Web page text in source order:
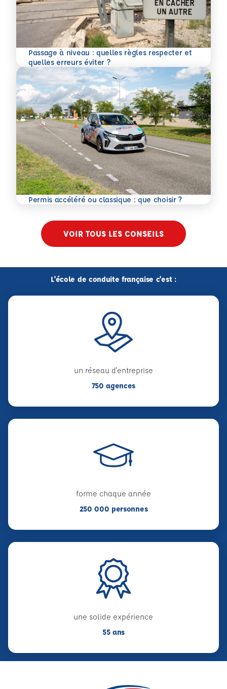
Passage à niveau : quelles règles respecter et
quelles erreurs éviter ?
En savoir plus
Permis accéléré ou classique : que choisir ?
En savoir plus
VOIR TOUS LES CONSEILS
L'école de conduite française c'est :
un réseau d'entreprise
750 agences
forme chaque année
250 000 personnes
une solide expérience
55 ans